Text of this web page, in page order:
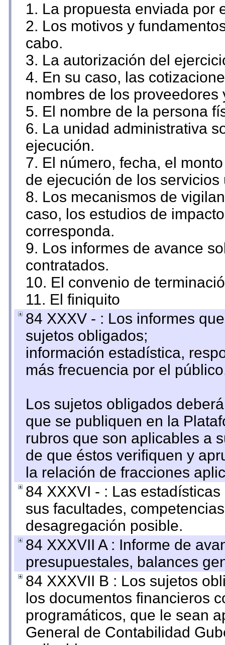
1. La propuesta enviada por
2. Los motivos y
cabo.
3. La autorización del
4. En su caso, las
nombres de los proveedores
5. El nombre de la persona
6. La unidad administrativa
ejecución.
7. El número, fecha, el
de ejecución de los servicios
8. Los mecanismos de
caso, los estudios de
corresponda.
9. Los informes de avance
contratados.
10. El convenio de
11. El finiquito
84 XXXV - : Los informes
sujetos obligados;
información estadística,
más frecuencia por el
Los sujetos obligados
que se publiquen en la
rubros que son aplicables a
de que éstos verifiquen y
la relación de fracciones
84 XXXVI - : Las
sus facultades,
desagregación posible.
84 XXXVII A : Informe de
presupuestales, balances
84 XXXVII B : Los sujetos
los documentos financieros
programáticos, que le sean
General de Contabilidad